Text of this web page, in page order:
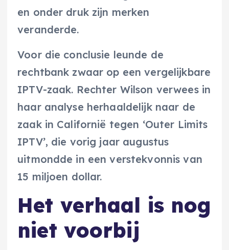
en onder druk zijn merken
veranderde.
Voor die conclusie leunde de
rechtbank zwaar op een vergelijkbare
IPTV-zaak. Rechter Wilson verwees in
haar analyse herhaaldelijk naar de
zaak in Californië tegen ‘Outer Limits
IPTV’, die vorig jaar augustus
uitmondde in een verstekvonnis van
15 miljoen dollar.
Het verhaal is nog
niet voorbij